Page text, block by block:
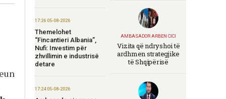
17:26 05-08-2026
Themelohet
“Fincantieri Albania”,
Nufi: Investim për
zhvillimin e industrisë
detare
17:24 05-08-2026
AMBASADOR ARBEN CICI
Vizita që ndryshoi të
ardhmen strategjike
të Shqipërisë